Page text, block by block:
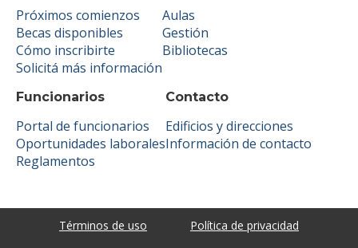
Próximos comienzos
Becas disponibles
Cómo inscribirte
Solicitá más información
Aulas
Gestión
Bibliotecas
Funcionarios
Portal de funcionarios
Oportunidades laborales
Reglamentos
Contacto
Edificios y direcciones
Información de contacto
Términos de uso Política de privacidad